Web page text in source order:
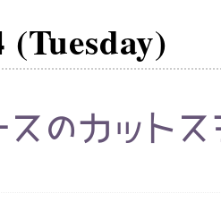
(Tuesday)
のカット